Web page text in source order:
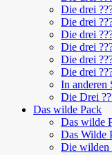
Die drei
Die drei
Die drei
Die drei
Die drei
Die drei
In anderen
Die Drei
Das wilde Pack
Das wilde
Das Wilde
Die wilden